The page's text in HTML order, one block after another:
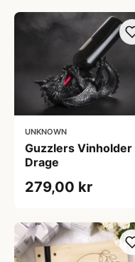
UNKNOWN
Guzzlers Vinholder
Drage
279,00 kr